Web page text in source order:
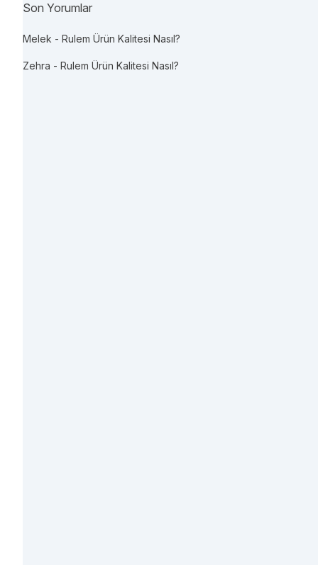
Son Yorumlar
Melek - Rulem Ürün Kalitesi Nasıl?
Zehra - Rulem Ürün Kalitesi Nasıl?